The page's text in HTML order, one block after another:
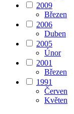
2009
Březen
2006
Duben
2005
Únor
2001
Březen
1991
Červen
Květen